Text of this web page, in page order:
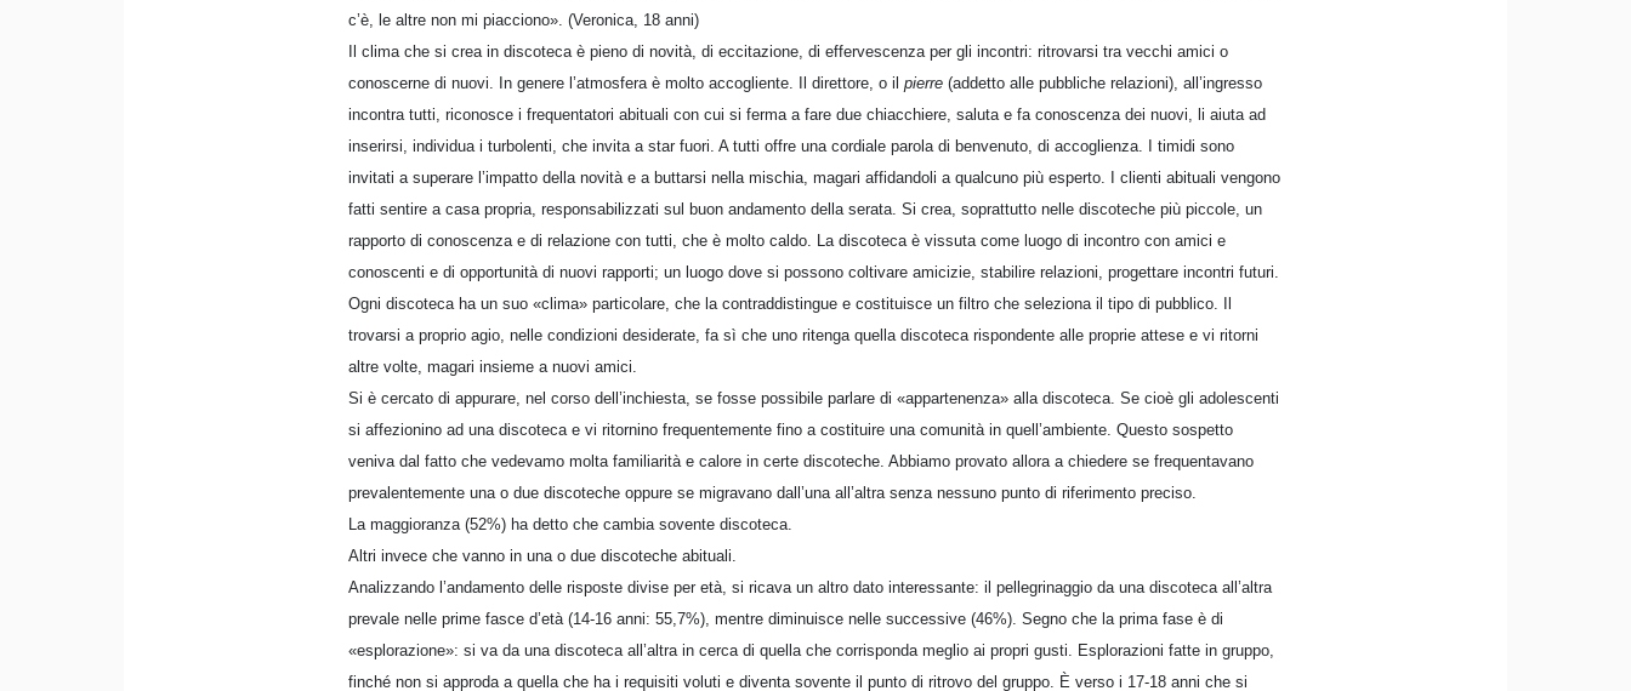
c’è, le altre non mi piacciono». (Veronica, 18 anni)
Il clima che si crea in discoteca è pieno di novità, di eccitazione, di effervescenza per gli incontri: ritrovarsi tra vecchi amici o
conoscerne di nuovi. In genere l’atmosfera è molto accogliente. Il direttore, o il pierre (addetto alle pubbliche relazioni), all’ingresso
incontra tutti, riconosce i frequentatori abituali con cui si ferma a fare due chiacchiere, saluta e fa conoscenza dei nuovi, li aiuta ad
inserirsi, individua i turbolenti, che invita a star fuori. A tutti offre una cordiale parola di benvenuto, di accoglienza. I timidi sono
invitati a superare l’impatto della novità e a buttarsi nella mischia, magari affidandoli a qualcuno più esperto. I clienti abituali vengono
fatti sentire a casa propria, responsabilizzati sul buon andamento della serata. Si crea, soprattutto nelle discoteche più piccole, un
rapporto di conoscenza e di relazione con tutti, che è molto caldo. La discoteca è vissuta come luogo di incontro con amici e
conoscenti e di opportunità di nuovi rapporti; un luogo dove si possono coltivare amicizie, stabilire relazioni, progettare incontri futuri.
Ogni discoteca ha un suo «clima» particolare, che la contraddistingue e costituisce un filtro che seleziona il tipo di pubblico. Il
trovarsi a proprio agio, nelle condizioni desiderate, fa sì che uno ritenga quella discoteca rispondente alle proprie attese e vi ritorni
altre volte, magari insieme a nuovi amici.
Si è cercato di appurare, nel corso dell’inchiesta, se fosse possibile parlare di «appartenenza» alla discoteca. Se cioè gli adolescenti
si affezionino ad una discoteca e vi ritornino frequentemente fino a costituire una comunità in quell’ambiente. Questo sospetto
veniva dal fatto che vedevamo molta familiarità e calore in certe discoteche. Abbiamo provato allora a chiedere se frequentavano
prevalentemente una o due discoteche oppure se migravano dall’una all’altra senza nessuno punto di riferimento preciso.
La maggioranza (52%) ha detto che cambia sovente discoteca.
Altri invece che vanno in una o due discoteche abituali.
Analizzando l’andamento delle risposte divise per età, si ricava un altro dato interessante: il pellegrinaggio da una discoteca all’altra
prevale nelle prime fasce d’età (14-16 anni: 55,7%), mentre diminuisce nelle successive (46%). Segno che la prima fase è di
«esplorazione»: si va da una discoteca all’altra in cerca di quella che corrisponda meglio ai propri gusti. Esplorazioni fatte in gruppo,
finché non si approda a quella che ha i requisiti voluti e diventa sovente il punto di ritrovo del gruppo. È verso i 17-18 anni che si